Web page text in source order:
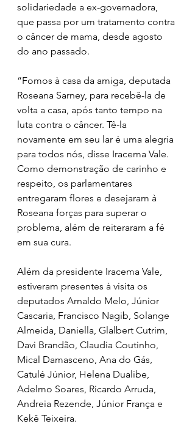
solidariedade a ex-governadora,
que passa por um tratamento contra
o câncer de mama, desde agosto
do ano passado.
“Fomos à casa da amiga, deputada
Roseana Sarney, para recebê-la de
volta a casa, após tanto tempo na
luta contra o câncer. Tê-la
novamente em seu lar é uma alegria
para todos nós, disse Iracema Vale.
Como demonstração de carinho e
respeito, os parlamentares
entregaram flores e desejaram à
Roseana forças para superar o
problema, além de reiteraram a fé
em sua cura.
Além da presidente Iracema Vale,
estiveram presentes à visita os
deputados Arnaldo Melo, Júnior
Cascaria, Francisco Nagib, Solange
Almeida, Daniella, Glalbert Cutrim,
Davi Brandão, Claudia Coutinho,
Mical Damasceno, Ana do Gás,
Catulé Júnior, Helena Dualibe,
Adelmo Soares, Ricardo Arruda,
Andreia Rezende, Júnior França e
Kekê Teixeira.